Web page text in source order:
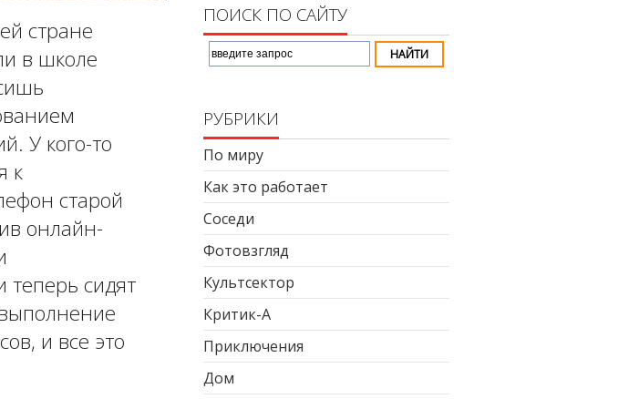
стране
в школе
У кого-то
к
старой
онлайн-
теперь сидят
и все это
ПОИСК ПО САЙТУ
РУБРИКИ
По миру
Как это работает
Соседи
Фотовзгляд
Культсектор
Критик-А
Приключения
Дом